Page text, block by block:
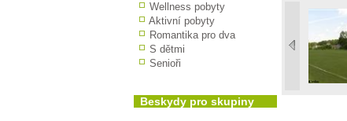
Wellness pobyty
Aktivní pobyty
Romantika pro dva
S dětmi
Senioři
Beskydy pro skupiny